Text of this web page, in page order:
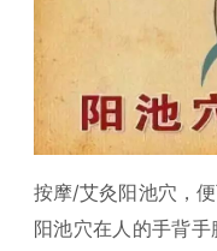
按摩/艾灸阳池穴，
阳池穴在人的手背